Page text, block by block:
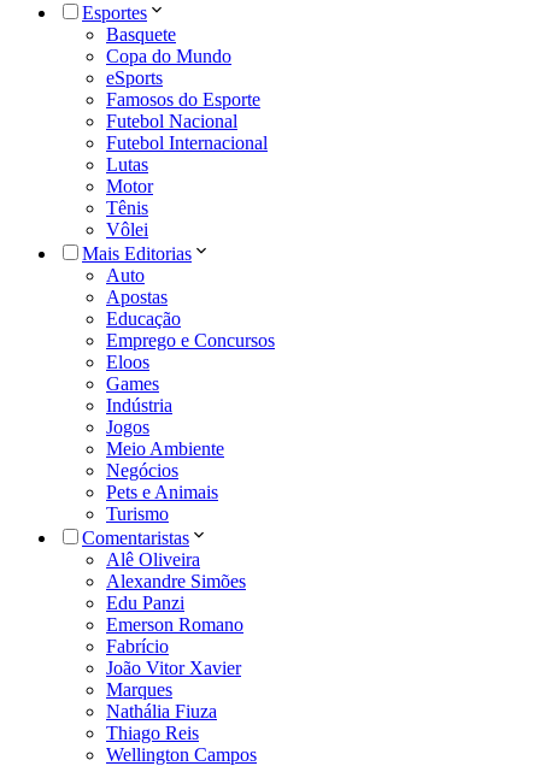
Esportes
Basquete
Copa do Mundo
eSports
Famosos do Esporte
Futebol Nacional
Futebol Internacional
Lutas
Motor
Tênis
Vôlei
Mais Editorias
Auto
Apostas
Educação
Emprego e Concursos
Eloos
Games
Indústria
Jogos
Meio Ambiente
Negócios
Pets e Animais
Turismo
Comentaristas
Alê Oliveira
Alexandre Simões
Edu Panzi
Emerson Romano
Fabrício
João Vitor Xavier
Marques
Nathália Fiuza
Thiago Reis
Wellington Campos